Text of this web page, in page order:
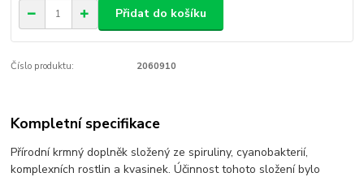
Přidat do košíku
Číslo produktu: 2060910
Kompletní specifikace
Přírodní krmný doplněk složený ze spiruliny, cyanobakterií,
komplexních rostlin a kvasinek. Účinnost tohoto složení bylo